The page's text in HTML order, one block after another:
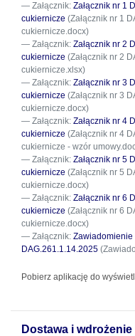
Załącznik: Załącznik nr 1
cukiernicze (Załącznik nr 1
cukiernicze.docx)
Załącznik: Załącznik nr 2
cukiernicze (Załącznik nr 2
cukiernicze.xlsx)
Załącznik: Załącznik nr 3
cukiernicze (Załącznik nr 3
cukiernicze.docx)
Załącznik: Załącznik nr 4
cukiernicze (Załącznik nr 4
cukiernicze - wzór
Załącznik: Załącznik nr 5
cukiernicze (Załącznik nr 5
cukiernicze.docx)
Załącznik: Załącznik nr 6
cukiernicze (Załącznik nr 6
cukiernicze.docx)
Załącznik: Zawiadomienie
DAG.261.1.14.2025
Pobierz aplikację do
Dostawa i